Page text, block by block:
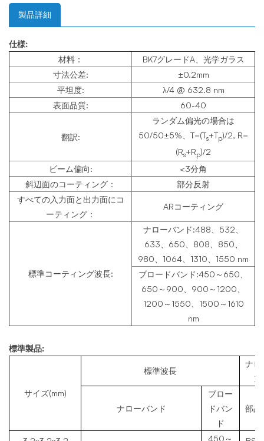
製品詳細
仕様:
材料：
BK7グレードA、光学ガラス
寸法公差:
±0.2mm
平坦度:
λ/4 @ 632.8 nm
表面品質:
60-40
翻訳:
ランダム偏光の場合は
50/50±5%、T=(Ts+Tp)/2, R=
(Rs+Rp)/2
ビーム偏向:
<3分角
斜辺面のコーティング：
部分反射
すべての入力面と出力面にコ
ーティング：
ARコーティング
標準コーティング波長:
ナローバンド:488、532、
633、650、808、850、
980、1064、1310、1550 nm
ブロードバンド:450～650、
650～900、900～1200、
1200～1550、1500～1610
nm
標準製品:
サイズ(mm)
標準波長
ナロ
ン
ナローバンド
ブロー
ドバン
ド
部品
450～